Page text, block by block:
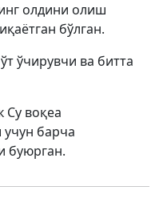
олдини олиш
бўлган.
ўчирувчи ва битта
воқеа
барча
буюрган.